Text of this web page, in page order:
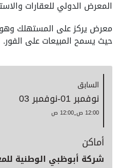
المعرض الدولي للعقارات
معرض يركز على المستهلك
حيث يسمح المبيعات على الفور.
السابق
نوفمبر 01 -نوفمبر 03
12:00 ص -12:00 ص
أماكن
شركة أبوظبي الوطنية